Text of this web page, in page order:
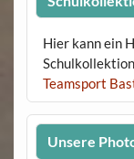
Hier kann ein
Teamsport
Unsere